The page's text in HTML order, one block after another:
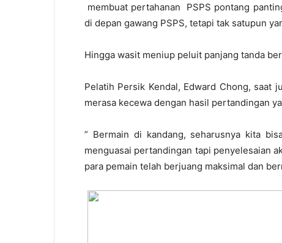
membuat pertahanan PSPS pontang
di depan gawang PSPS, tetapi tak satupun
Hingga wasit meniup peluit panjang tanda
Pelatih Persik Kendal, Edward Chong, saat
merasa kecewa dengan hasil pertandingan
” Bermain di kandang, seharusnya kita
menguasai pertandingan tapi penyelesaian
para pemain telah berjuang maksimal dan